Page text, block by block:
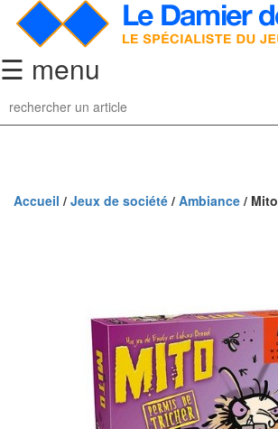
☰ menu
Jeu
d’Echecs
collection
d’échecs
classiques
Echiquiers
Accueil / Jeux de société / Ambiance / Mito